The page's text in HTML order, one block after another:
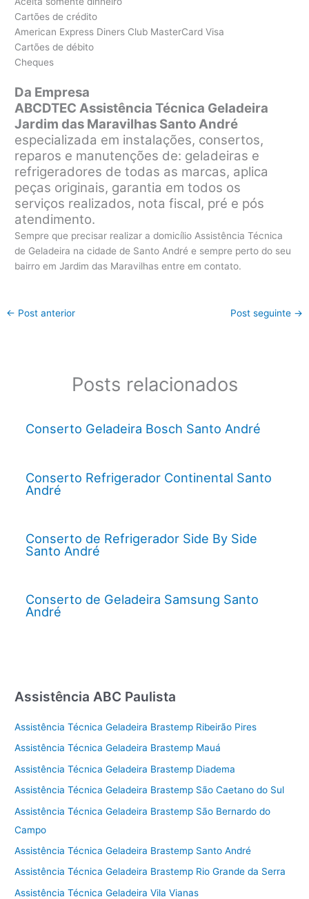
Cartões de crédito
American Express Diners Club MasterCard Visa
Cartões de débito
Cheques
Da Empresa
ABCDTEC Assistência Técnica Geladeira
Jardim das Maravilhas Santo André
especializada em instalações, consertos,
reparos e manutenções de: geladeiras e
refrigeradores de todas as marcas, aplica
peças originais, garantia em todos os
serviços realizados, nota fiscal, pré e pós
atendimento.
Sempre que precisar realizar a domicílio Assistência Técnica
de Geladeira na cidade de Santo André e sempre perto do seu
bairro em Jardim das Maravilhas entre em contato.
← Post anterior Post seguinte →
Posts relacionados
Conserto Geladeira Bosch Santo André
Conserto Refrigerador Continental Santo
André
Conserto de Refrigerador Side By Side
Santo André
Conserto de Geladeira Samsung Santo
André
Assistência ABC Paulista
Assistência Técnica Geladeira Brastemp Ribeirão Pires
Assistência Técnica Geladeira Brastemp Mauá
Assistência Técnica Geladeira Brastemp Diadema
Assistência Técnica Geladeira Brastemp São Caetano do Sul
Assistência Técnica Geladeira Brastemp São Bernardo do
Campo
Assistência Técnica Geladeira Brastemp Santo André
Assistência Técnica Geladeira Brastemp Rio Grande da Serra
Assistência Técnica Geladeira Vila Vianas